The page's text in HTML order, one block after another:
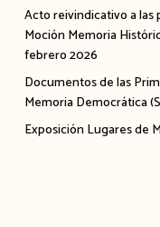
Acto reivindicativo a
Moción Memoria
febrero 2026
Documentos de las
Memoria Democrática
Exposición Lugares de